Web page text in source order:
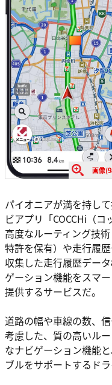
画像
パイオニアが満を持し
ビアプリ「COCCHi（
高度なルーティング技
特許を保有）や走行履
収集した走行履歴デー
ゲーション機能をスマ
提供するサービスだ。
道路の幅や車線の数、
考慮した、質の高いル
なナビゲーション機能
ブルをサポートするド